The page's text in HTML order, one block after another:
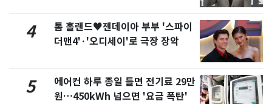
4
톰 홀랜드♥젠데이아 부부 '스파이
더맨4'·'오디세이'로 극장 장악
5
에어컨 하루 종일 틀면 전기료 29만
원…450kWh 넘으면 '요금 폭탄'